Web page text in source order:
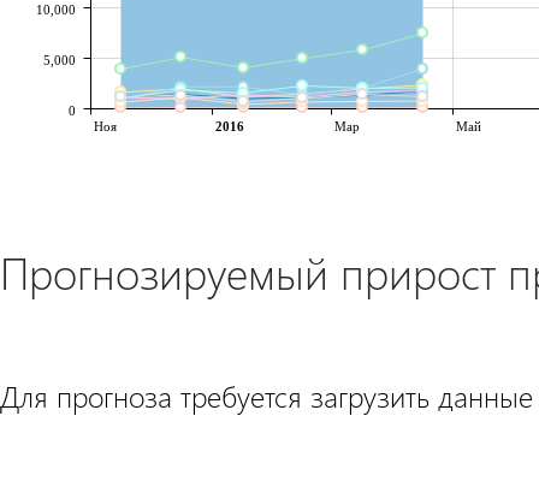
Ноя 2016 Мар Май
0
5,000
10,000
Прогнозируемый прирост
Для прогноза требуется загрузить